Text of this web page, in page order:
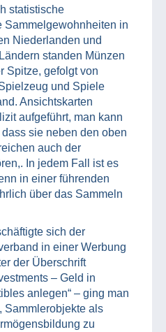
statistische
Sammelgewohnheiten in
Niederlanden und
standen Münzen
Spitze, gefolgt von
und Spiele
Ansichtskarten
aufgeführt, man kann
sie neben den oben
auch der
In jedem Fall ist es
in einer führenden
über das Sammeln
sich der
in einer Werbung
der Überschrift
– Geld in
anlegen“ – ging man
Sammlerobjekte als
zu